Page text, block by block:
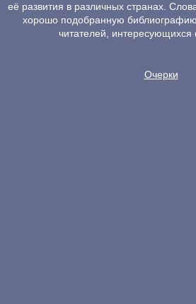
её развития в различных странах.
хорошо подобранную
читателей,
Очерки